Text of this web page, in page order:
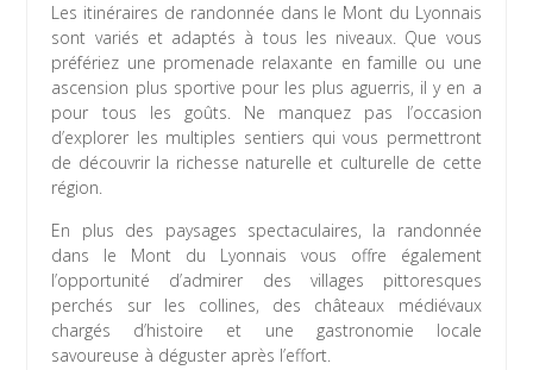
Les itinéraires de randonnée dans le Mont du Lyonnais
sont variés et adaptés à tous les niveaux. Que vous
préfériez une promenade relaxante en famille ou une
ascension plus sportive pour les plus aguerris, il y en a
pour tous les goûts. Ne manquez pas l’occasion
d’explorer les multiples sentiers qui vous permettront
de découvrir la richesse naturelle et culturelle de cette
région.
En plus des paysages spectaculaires, la randonnée
dans le Mont du Lyonnais vous offre également
l’opportunité d’admirer des villages pittoresques
perchés sur les collines, des châteaux médiévaux
chargés d’histoire et une gastronomie locale
savoureuse à déguster après l’effort.